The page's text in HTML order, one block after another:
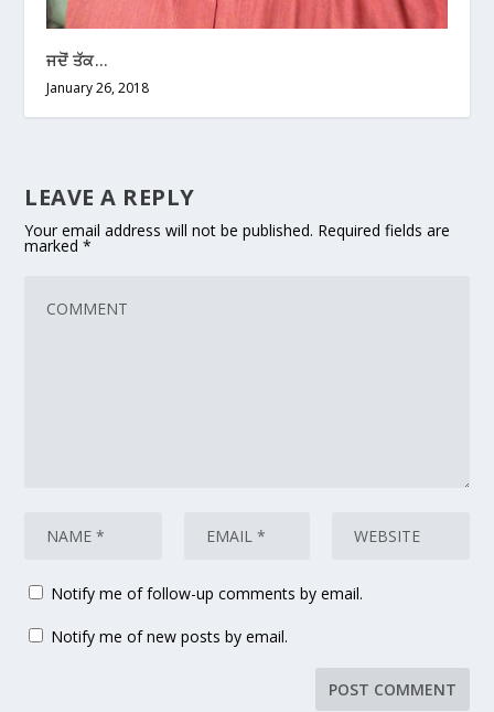
ਜਦੋਂ ਤੱਕ…
January 26, 2018
LEAVE A REPLY
Your email address will not be published. Required fields are
marked*
Notify me of follow-up comments by email.
Notify me of new posts by email.